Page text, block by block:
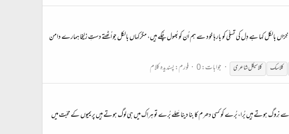
بالکل کہا ہے دِل کی تسلّی کو بارہا خود سے ہم اُن کو بُھول چُکے ہیں، مگرکہاں بالکل جو اُٹھتے دستِ زلیخا ہمارے دامن
کلاسک کلاسیکل شاعری جوابات: 0 فورم:پسندیدہ کلام
ہوتے ہیں بُرا، بُرے کو کسی دھرم کا بنا دینا بَھلے بُرے تو ہراِک میں ہی لوگ ہوتے ہیں پریمیوں کے محبّت میں